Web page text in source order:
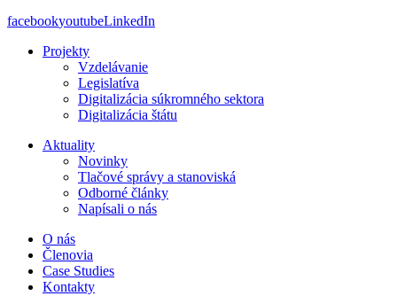
facebookyoutubeLinkedIn
Projekty
Vzdelávanie
Legislatíva
Digitalizácia súkromného sektora
Digitalizácia štátu
Aktuality
Novinky
Tlačové správy a stanoviská
Odborné články
Napísali o nás
O nás
Členovia
Case Studies
Kontakty